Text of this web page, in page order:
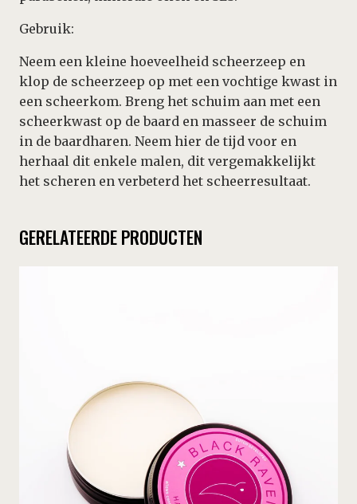
Gebruik:
Neem een kleine hoeveelheid scheerzeep en
klop de scheerzeep op met een vochtige kwast in
een scheerkom. Breng het schuim aan met een
scheerkwast op de baard en masseer de schuim
in de baardharen. Neem hier de tijd voor en
herhaal dit enkele malen, dit vergemakkelijkt
het scheren en verbeterd het scheerresultaat.
GERELATEERDE PRODUCTEN